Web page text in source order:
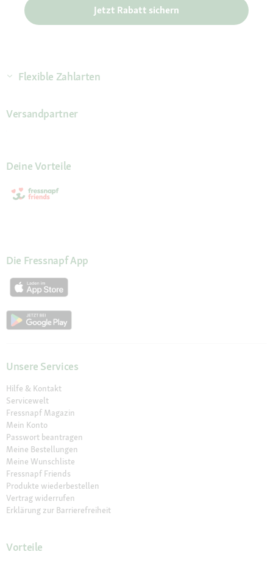
Jetzt Rabatt sichern
Flexible Zahlarten
Versandpartner
Deine Vorteile
Die Fressnapf App
Unsere Services
Hilfe & Kontakt
Servicewelt
Fressnapf Magazin
Mein Konto
Passwort beantragen
Meine Bestellungen
Meine Wunschliste
Fressnapf Friends
Produkte wiederbestellen
Vertrag widerrufen
Erklärung zur Barrierefreiheit
Vorteile